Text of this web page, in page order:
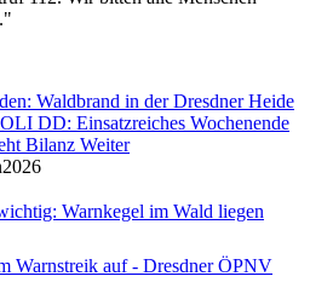
Waldbrand in der Dresdner Heide
DD: Einsatzreiches Wochenende
Bilanz Weiter
Warnkegel im Wald liegen
Warnstreik auf - Dresdner ÖPNV